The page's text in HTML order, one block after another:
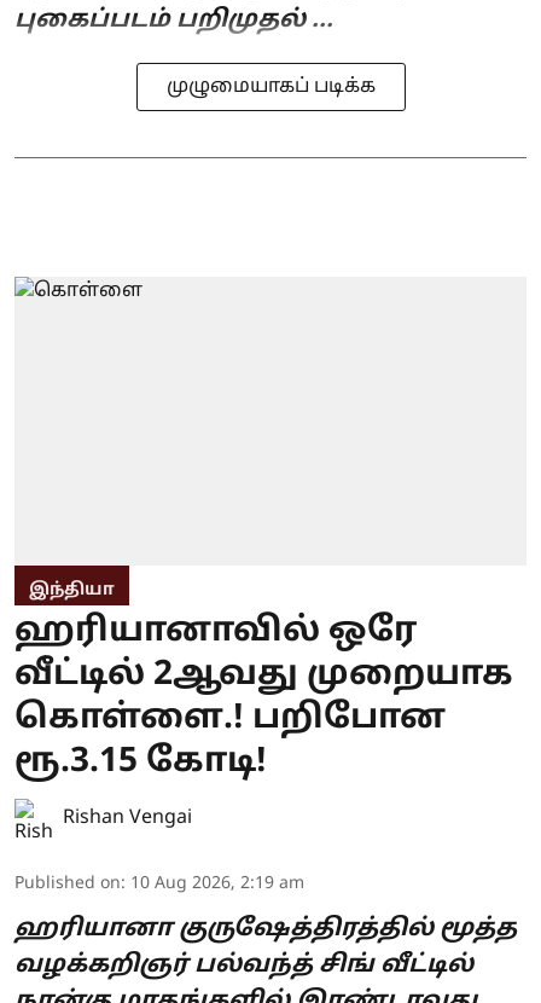
புகைப்படம் பறிமுதல் ...
முழுமையாகப் படிக்க
இந்தியா
ஹரியானாவில் ஒரே
வீட்டில் 2ஆவது முறையாக
கொள்ளை.! பறிபோன
ரூ.3.15 கோடி!
Rishan Vengai
Published on: 10 Aug 2026, 2:19 am
ஹரியானா குருஷேத்திரத்தில் மூத்த
வழக்கறிஞர் பல்வந்த் சிங் வீட்டில்